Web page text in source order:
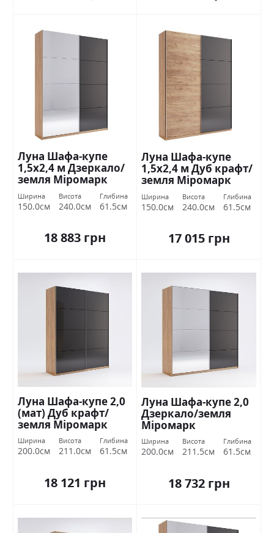
Луна Шафа-купе
1,5х2,4 м Дзеркало/
земля Міромарк
Міромарк
Ширина
150.0см
Висота
240.0см
Глибина
61.5см
18 883 грн
Луна Шафа-купе
1,5х2,4 м Дуб крафт/
земля Міромарк
Ширина
150.0см
Висота
240.0см
Глибина
61.5см
17 015 грн
Луна Шафа-купе 2,0
(мат) Дуб крафт/
земля Міромарк
Ширина
200.0см
Висота
211.0см
Глибина
61.5см
18 121 грн
Луна Шафа-купе 2,0
Дзеркало/земля
Міромарк
Ширина
200.0см
Висота
211.5см
Глибина
61.5см
18 732 грн